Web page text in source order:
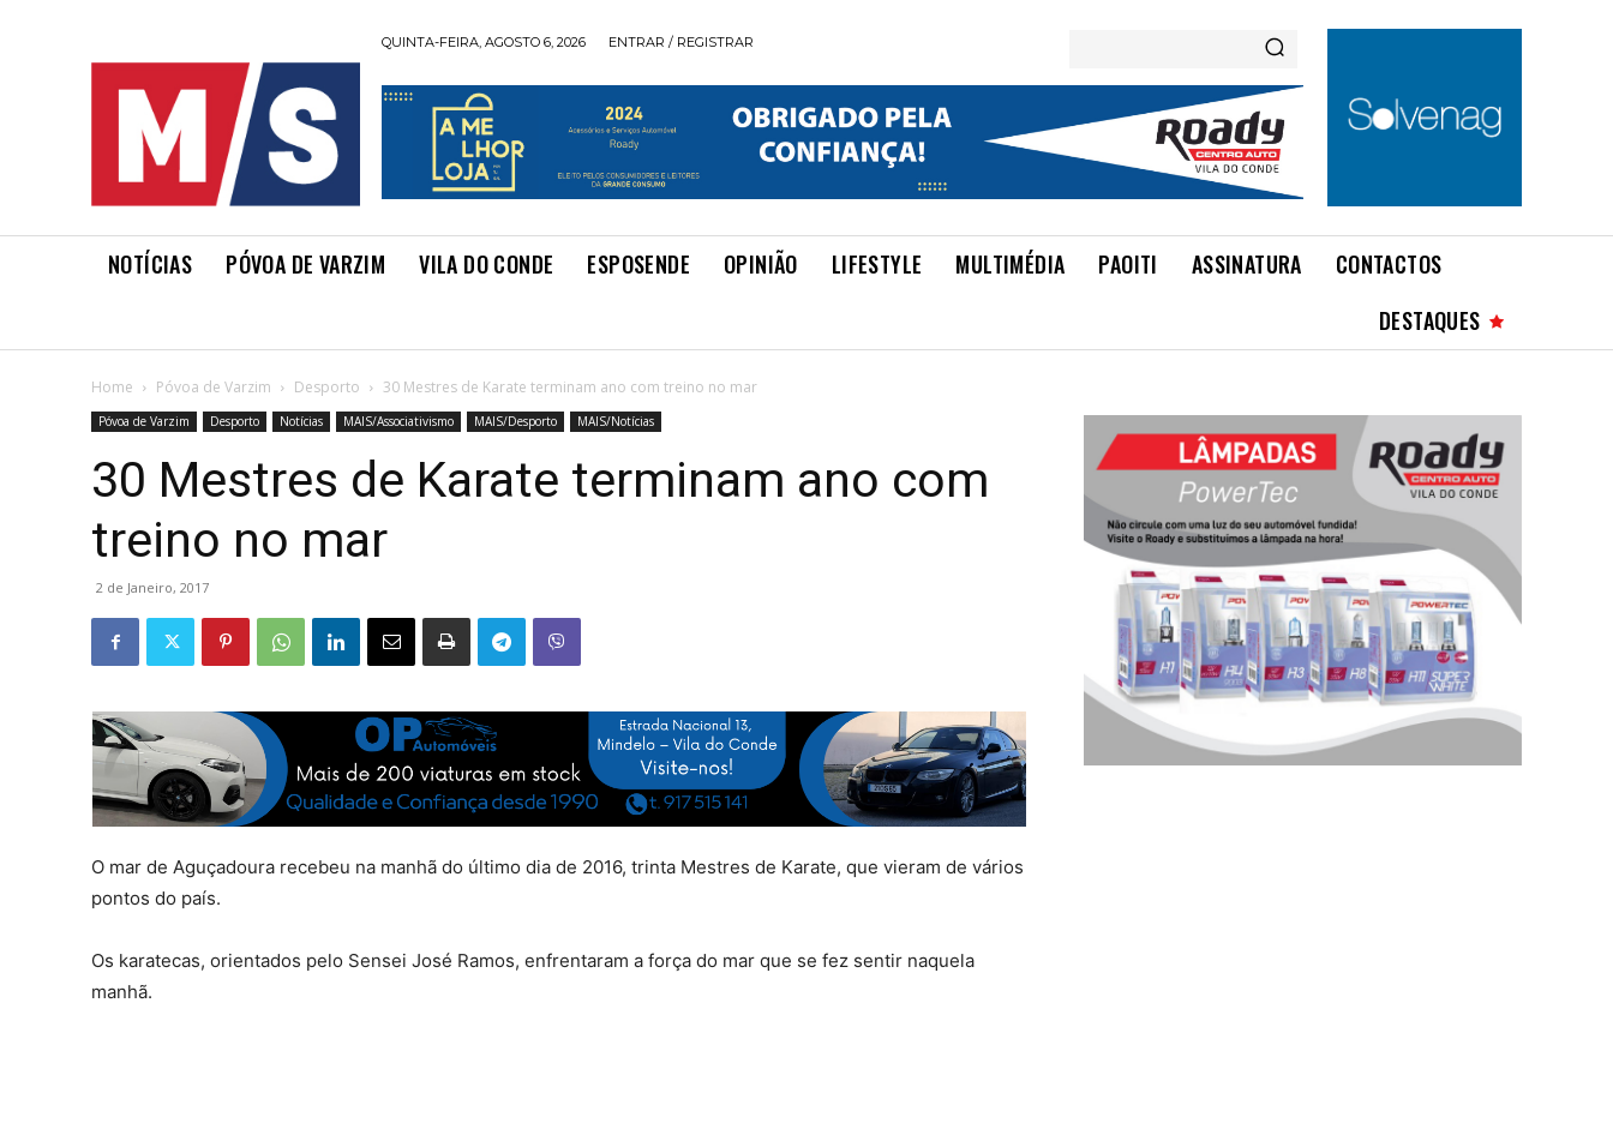
QUINTA-FEIRA, AGOSTO 6, 2026 ENTRAR / REGISTRAR
NOTÍCIAS PÓVOA DE VARZIM VILA DO CONDE ESPOSENDE OPINIÃO LIFESTYLE MULTIMÉDIA PAOITI ASSINATURA
CONTACTOS
DESTAQUES
Home Póvoa de Varzim Desporto 30 Mestres de Karate terminam ano com treino no mar
Póvoa de Varzim Desporto Notícias MAIS/Associativismo MAIS/Desporto MAIS/Notícias
30 Mestres de Karate terminam ano com
treino no mar
2 de Janeiro, 2017
O mar de Aguçadoura recebeu na manhã do último dia de 2016, trinta Mestres de Karate, que vieram de vários
pontos do país.
Os karatecas, orientados pelo Sensei José Ramos, enfrentaram a força do mar que se fez sentir naquela
manhã.